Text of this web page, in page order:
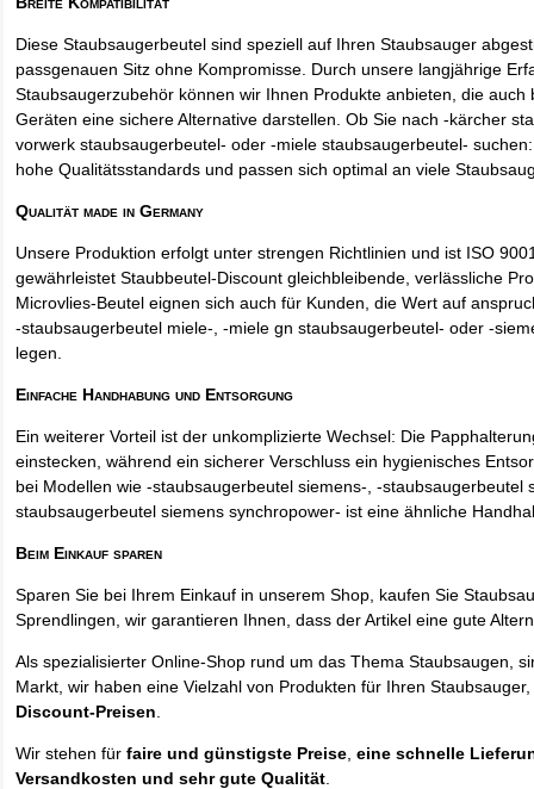
Diese Staubsaugerbeutel sind speziell auf Ihren Staubsauger
passgenauen Sitz ohne Kompromisse. Durch unsere langjährige
Staubsaugerzubehör können wir Ihnen Produkte anbieten, die auch
Geräten eine sichere Alternative darstellen. Ob Sie nach -kärcher
vorwerk staubsaugerbeutel- oder -miele staubsaugerbeutel-
hohe Qualitätsstandards und passen sich optimal an viele
Qualität made in Germany
Unsere Produktion erfolgt unter strengen Richtlinien und ist ISO
gewährleistet Staubbeutel-Discount gleichbleibende, verlässliche
Microvlies-Beutel eignen sich auch für Kunden, die Wert auf
-staubsaugerbeutel miele-, -miele gn staubsaugerbeutel- oder -
legen.
Einfache Handhabung und Entsorgung
Ein weiterer Vorteil ist der unkomplizierte Wechsel: Die
einstecken, während ein sicherer Verschluss ein hygienisches
bei Modellen wie -staubsaugerbeutel siemens-, -staubsaugerbeutel
staubsaugerbeutel siemens synchropower- ist eine ähnliche
Beim Einkauf sparen
Sparen Sie bei Ihrem Einkauf in unserem Shop, kaufen Sie
Sprendlingen, wir garantieren Ihnen, dass der Artikel eine gute
Als spezialisierter Online-Shop rund um das Thema Staubsaugen,
Markt, wir haben eine Vielzahl von Produkten für Ihren
Discount-Preisen
Wir stehen fürfaire und günstigste Preise ,eine schnelle
Versandkosten und sehr gute Qualität